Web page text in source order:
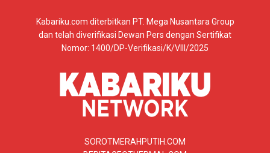
Kabariku.com diterbitkan PT. Mega Nusantara Group
dan telah diverifikasi Dewan Pers dengan Sertifikat
Nomor: 1400/DP-Verifikasi/K/VIII/2025
SOROTMERAHPUTIH.COM